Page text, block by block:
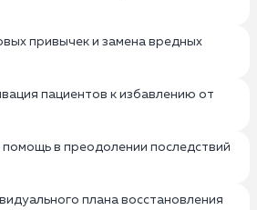
привычек и замена вредных
пациентов к избавлению от
помощь в преодолении последствий
плана восстановления